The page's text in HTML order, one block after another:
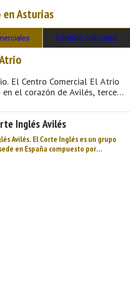
en Asturias
Centros culturales
El Centro Comercial El Atrio
el corazón de Avilés, tercera
densidad de población
Oviedo y Gijón. Situado en el
forma parte de su eje
su zona de expansión
e ...
Inglés Avilés
Avilés. El Corte Inglés es un grupo
en España compuesto por